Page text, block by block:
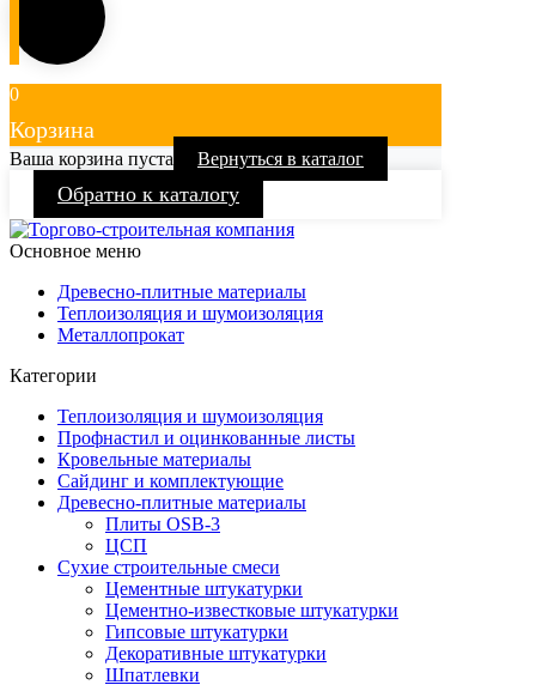
0
Корзина
Ваша корзина пуста Вернуться в каталог
Обратно к каталогу
Основное меню
Древесно-плитные материалы
Теплоизоляция и шумоизоляция
Металлопрокат
Категории
Теплоизоляция и шумоизоляция
Профнастил и оцинкованные листы
Кровельные материалы
Сайдинг и комплектующие
Древесно-плитные материалы
Плиты OSB-3
ЦСП
Сухие строительные смеси
Цементные штукатурки
Цементно-известковые штукатурки
Гипсовые штукатурки
Декоративные штукатурки
Шпатлевки